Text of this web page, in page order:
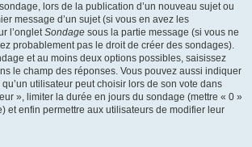
lors de la publication d’un nouveau sujet ou
message d’un sujet (si vous en avez les
l’ongletSondage sous la partie message (si vous ne
probablement pas le droit de créer des sondages).
et au moins deux options possibles, saisissez
le champ des réponses. Vous pouvez aussi indiquer
utilisateur peut choisir lors de son vote dans
», limiter la durée en jours du sondage (mettre « 0 »
et enfin permettre aux utilisateurs de modifier leur